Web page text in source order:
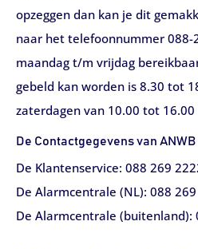
opzeggen dan kan je dit
naar het telefoonnummer 088-
maandag t/m vrijdag
gebeld kan worden is 8.30 tot
zaterdagen van 10.00 tot 16.00
De Contactgegevens van ANWB
De Klantenservice: 088 269
De Alarmcentrale (NL): 088
De Alarmcentrale (buitenland):